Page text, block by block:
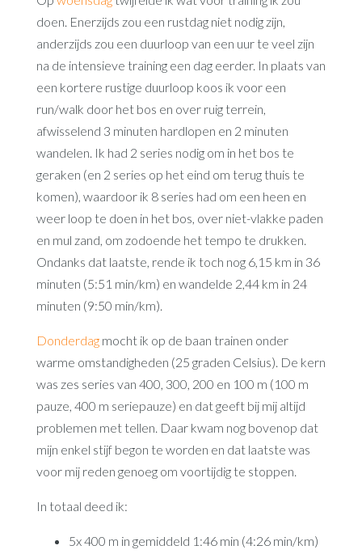
doen. Enerzijds zou een rustdag niet nodig zijn,
anderzijds zou een duurloop van een uur te veel zijn
na de intensieve training een dag eerder. In plaats van
een kortere rustige duurloop koos ik voor een
run/walk door het bos en over ruig terrein,
afwisselend 3 minuten hardlopen en 2 minuten
wandelen. Ik had 2 series nodig om in het bos te
geraken (en 2 series op het eind om terug thuis te
komen), waardoor ik 8 series had om een heen en
weer loop te doen in het bos, over niet-vlakke paden
en mul zand, om zodoende het tempo te drukken.
Ondanks dat laatste, rende ik toch nog 6,15 km in 36
minuten (5:51 min/km) en wandelde 2,44 km in 24
minuten (9:50 min/km).
Donderdagmocht ik op de baan trainen onder
warme omstandigheden (25 graden Celsius). De kern
was zes series van 400, 300, 200 en 100 m (100 m
pauze, 400 m seriepauze) en dat geeft bij mij altijd
problemen met tellen. Daar kwam nog bovenop dat
mijn enkel stijf begon te worden en dat laatste was
voor mij reden genoeg om voortijdig te stoppen.
In totaal deed ik:
5x 400 m in gemiddeld 1:46 min (4:26 min/km)